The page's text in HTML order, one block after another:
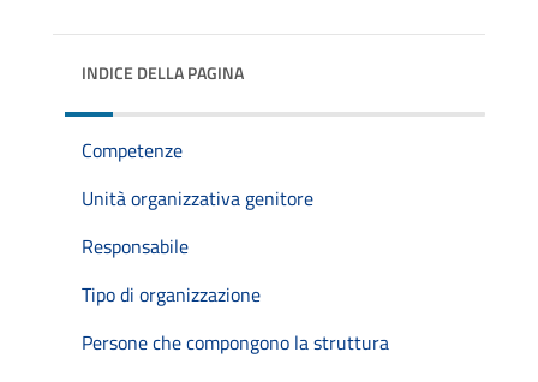
INDICE DELLA PAGINA
Competenze
Unità organizzativa genitore
Responsabile
Tipo di organizzazione
Persone che compongono la struttura